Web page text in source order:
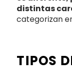
distintas
categorizan en
TIPOS